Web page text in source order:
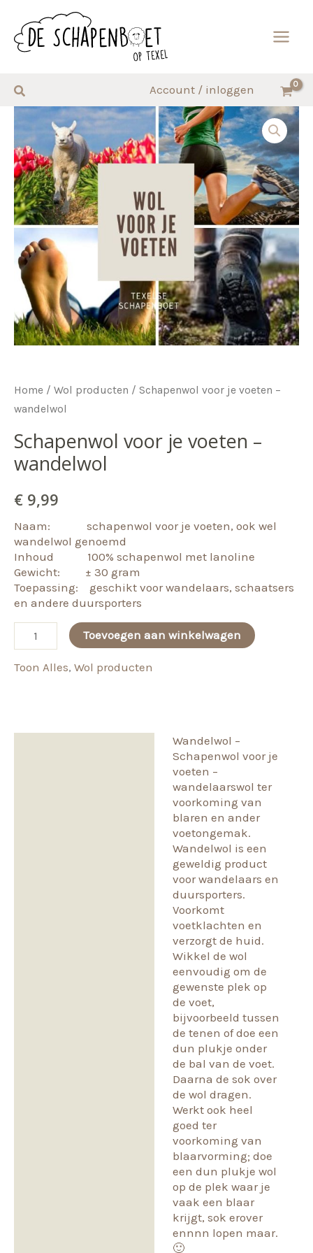
naar
Zoeken Account / inloggen
Home / Wol producten / Schapenwol voor je voeten –
wandelwol
Schapenwol voor je voeten –
wandelwol
€ 9,99
Naam: schapenwol voor je voeten, ook wel
wandelwol genoemd
Inhoud 100% schapenwol met lanoline
Gewicht: ± 30 gram
Toepassing: geschikt voor wandelaars, schaatsers
en andere duursporters
Schapenwol
voor
je
Toevoegen aan winkelwagen
Toon Alles, Wol producten
Wandelwol –
Schapenwol voor je
voeten –
wandelaarswol ter
voorkoming van
blaren en ander
voetongemak.
Wandelwol is een
geweldig product
voor wandelaars en
duursporters.
Voorkomt
voetklachten en
verzorgt de huid.
Wikkel de wol
eenvoudig om de
gewenste plek op
de voet,
bijvoorbeeld tussen
de tenen of doe een
dun plukje onder
de bal van de voet.
Daarna de sok over
de wol dragen.
Werkt ook heel
goed ter
voorkoming van
blaarvorming; doe
een dun plukje wol
op de plek waar je
vaak een blaar
krijgt, sok erover
ennnn lopen maar.
🙂